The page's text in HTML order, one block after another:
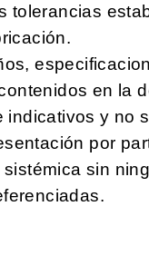
tolerancias
en la
indicativos y no
por
sin